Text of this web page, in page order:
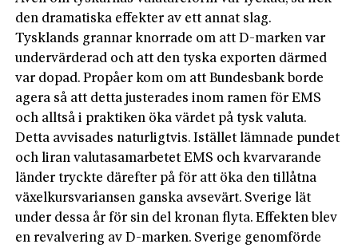
den dramatiska effekter av ett annat slag.
Tysklands grannar knorrade om att D-marken var
undervärderad och att den tyska exporten därmed
var dopad. Propåer kom om att Bundesbank borde
agera så att detta justerades inom ramen för EMS
och alltså i praktiken öka värdet på tysk valuta.
Detta avvisades naturligtvis. Istället lämnade pundet
och liran valutasamarbetet EMS och kvarvarande
länder tryckte därefter på för att öka den tillåtna
växelkursvariansen ganska avsevärt. Sverige lät
under dessa år för sin del kronan flyta. Effekten blev
en revalvering av D-marken. Sverige genomförde